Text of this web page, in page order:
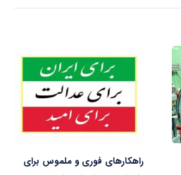
راهکارهای فوری و ملموس برای